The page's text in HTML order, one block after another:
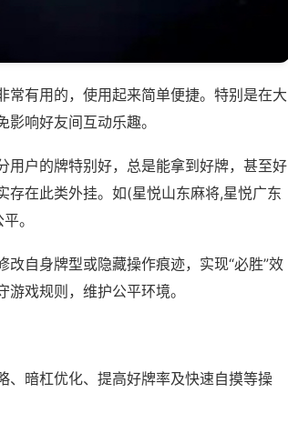
常有用的，使用起来简单便捷。特别是在大
响好友间互动乐趣。
用户的牌特别好，总是能拿到好牌，甚至好
存在此类外挂。如(星悦山东麻将,星悦广东
。
自身牌型或隐藏操作痕迹，实现“必胜”效
戏规则，维护公平环境。
、暗杠优化、提高好牌率及快速自摸等操